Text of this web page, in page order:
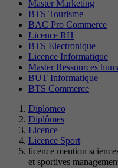
Master Marketing
BTS Tourisme
BAC Pro Commerce
Licence RH
BTS Electronique
Licence Informatique
Master Ressources
BUT Informatique
BTS Commerce
Diplomeo
Diplômes
Licence
Licence Sport
licence mention
et sportives